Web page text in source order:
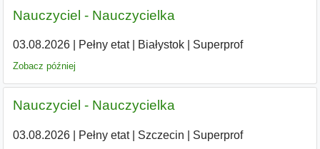
Nauczyciel - Nauczycielka
03.08.2026| Pełny etat| Białystok| Superprof
Zobacz później
Nauczyciel - Nauczycielka
03.08.2026| Pełny etat| Szczecin Superprof